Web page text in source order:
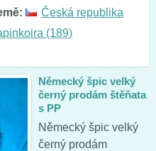
Česká republika
(189)
Německý špic velký
černý prodám štěňata
s PP
Německý špic velký
černý prodám